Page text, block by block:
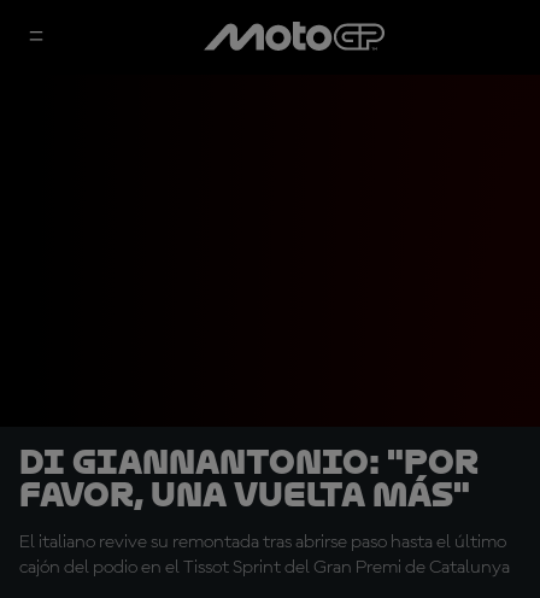
Di Giannantonio: "Por
favor, una vuelta más"
El italiano revive su remontada tras abrirse paso hasta el último
cajón del podio en el Tissot Sprint del Gran Premi de Catalunya